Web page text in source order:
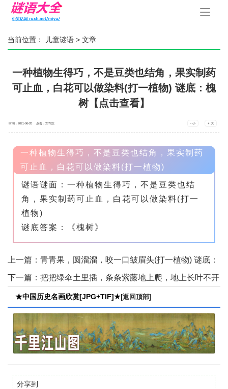
手
当前位置： 儿童谜语 > 文章
一种植物生得巧，不是豆类也结角，果实制药
可止血，白花可以做染料(打一植物) 谜底：槐
树【点击查看】
时间：2021-06-20 点击：2379次 - 小 + 大
一种植物生得巧，不是豆类也结角，果实制药
可止血，白花可以做染料(打一植物)
谜语谜面：一种植物生得巧，不是豆类也结
角，果实制药可止血，白花可以做染料(打一
植物)
谜底答案：《槐树》
上一篇： 青青果，圆溜溜，咬一口皱眉头(打一植物) 谜底：
梅子【点击查看】
下一篇： 把把绿伞土里插，条条紫藤地上爬，地上长叶不开
花，地下结串大甜瓜(打一植物) 谜底：红薯【点击查看】
★中国历史名画欣赏[JPG+TIF]★[返回顶部]
分享到